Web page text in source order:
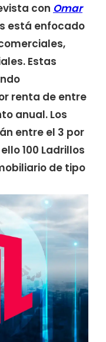
con Omar
está enfocado
Estas
renta de entre
anual. Los
entre el 3 por
100 Ladrillos
de tipo